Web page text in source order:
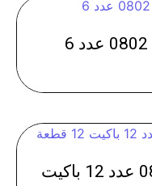
شوربة خضار الربيع - 0803 عدد 12 باكيت